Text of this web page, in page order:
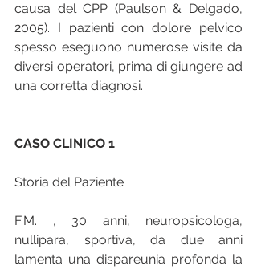
causa del CPP (Paulson & Delgado,
2005). I pazienti con dolore pelvico
spesso eseguono numerose visite da
diversi operatori, prima di giungere ad
una corretta diagnosi.
CASO CLINICO 1
Storia del Paziente
F.M. , 30 anni, neuropsicologa,
nullipara, sportiva, da due anni
lamenta una dispareunia profonda la